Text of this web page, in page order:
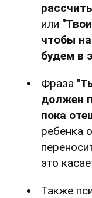
или
чтобы
будем в
Фраза
должен
пока
ребенка
это
Также